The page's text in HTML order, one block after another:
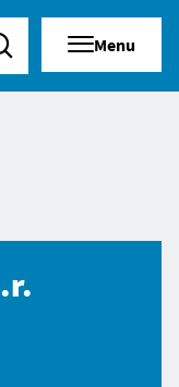
Zoeken Menu